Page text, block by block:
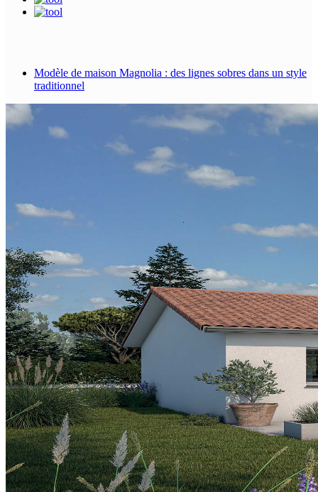
Modèle de maison Magnolia : des lignes sobres dans un style
traditionnel